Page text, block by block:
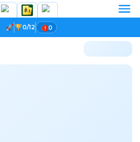
0/12 0